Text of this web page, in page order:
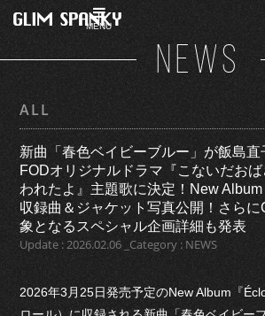
MENU
NEWS
ALL
新曲「春色ベイビーブルー」が飯島直
FODオリジナルドラマ『こないだお
われたよ』主題歌に決定！New Album
収録曲＆ジャケット写真公開！さら
象となるスペシャル企画詳細も発表
Update : 2026.02.06 _Category : NEWS
2026年3月25日発売予定のNew Album『